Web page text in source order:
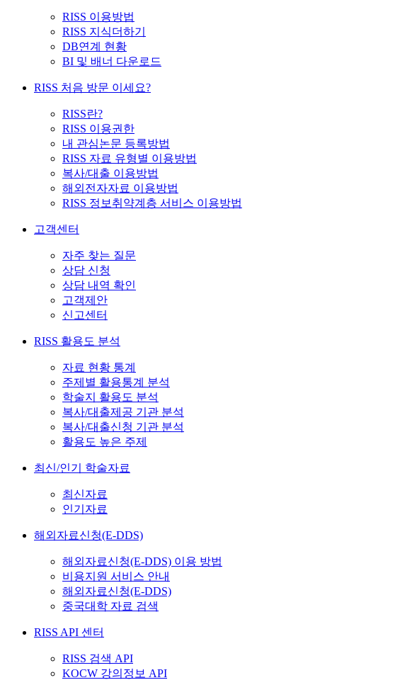
RISS 이용방법
RISS 지식더하기
DB연계 현황
BI 및 배너 다운로드
RISS 처음 방문 이세요?
RISS란?
RISS 이용권한
내 관심논문 등록방법
RISS 자료 유형별 이용방법
복사/대출 이용방법
해외전자자료 이용방법
RISS 정보취약계층 서비스 이용방법
고객센터
자주 찾는 질문
상담 신청
상담 내역 확인
고객제안
신고센터
RISS 활용도 분석
자료 현황 통계
주제별 활용통계 분석
학술지 활용도 분석
복사/대출제공 기관 분석
복사/대출신청 기관 분석
활용도 높은 주제
최신/인기 학술자료
최신자료
인기자료
해외자료신청(E-DDS)
해외자료신청(E-DDS) 이용 방법
비용지원 서비스 안내
해외자료신청(E-DDS)
중국대학 자료 검색
RISS API 센터
RISS 검색 API
KOCW 강의정보 API